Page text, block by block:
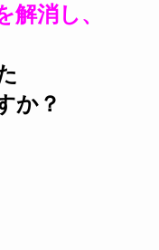
消し、
か？